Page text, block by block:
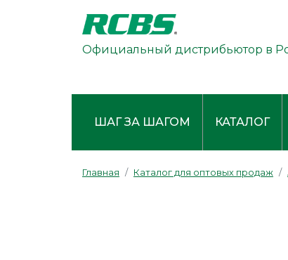
Официальный дистрибьютор в
ШАГ ЗА ШАГОМ КАТАЛОГ
Главная Каталог для оптовых продаж